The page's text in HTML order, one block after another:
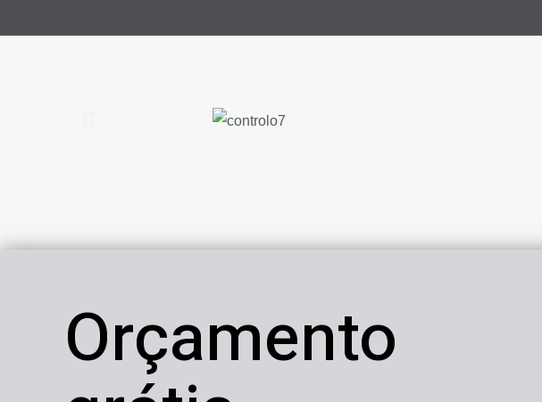
Orçamento